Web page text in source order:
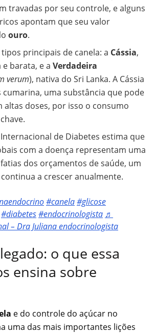
travadas por seu controle, e alguns
apontam que seu valor
ouro.
principais de canela: a Cássia,
e barata, e aVerdadeira
verum), nativa do Sri Lanka. A Cássia
cumarina, uma substância que pode
altas doses, por isso o consumo
de Diabetes estima que
com a doença representam uma
dos orçamentos de saúde, um
a crescer anualmente.
#canela#glicose
#diabetes#endocrinologista ♬
– Dra Juliana endocrinologista
o que essa
ensina sobre
e do controle do açúcar no
uma das mais importantes lições